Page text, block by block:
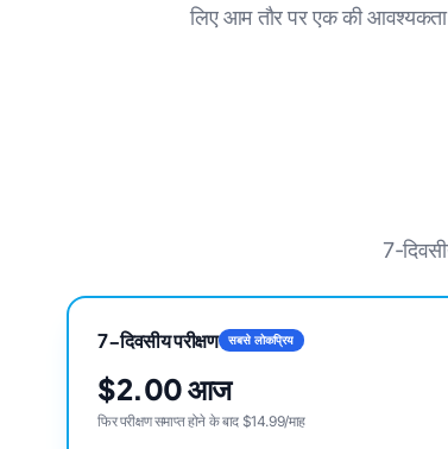
लिए आम तौर पर एक की आवश्यकता
7-
7-दिवसीय परीक्षण सबसे लोकप्रिय
$2.00 आज
फिर परीक्षण समाप्त होने के बाद $14.99/माह